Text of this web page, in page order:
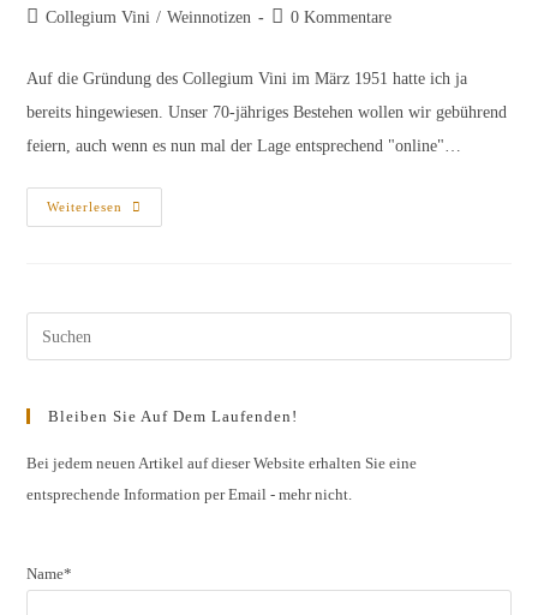
Autor:
veröffentlicht:
Beitrags-
Collegium Vini / Weinnotizen
Beitrags-
0 Kommentare
Auf die Gründung des Collegium Vini im März 1951 hatte ich ja
bereits hingewiesen. Unser 70-jähriges Bestehen wollen wir gebührend
feiern, auch wenn es nun mal der Lage entsprechend "online"…
Weiterlesen
Zum
70.
Burgund
Bleiben Sie Auf Dem Laufenden!
Bei jedem neuen Artikel auf dieser Website erhalten Sie eine
entsprechende Information per Email - mehr nicht.
Name*